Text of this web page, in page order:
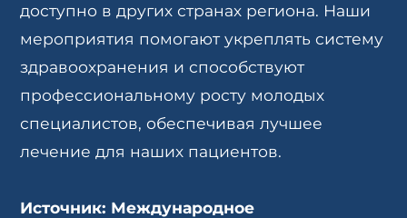
доступно в других странах региона. Наши
мероприятия помогают укреплять систему
здравоохранения и способствуют
профессиональному росту молодых
специалистов, обеспечивая лучшее
лечение для наших пациентов.
Источник: Международное